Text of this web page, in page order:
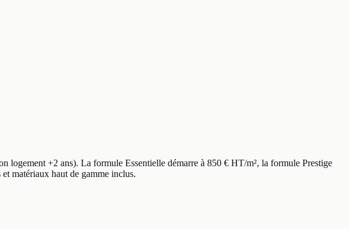
+2 ans). La formule Essentielle démarre à 850 € HT/m², la formule Prestige
matériaux haut de gamme inclus.